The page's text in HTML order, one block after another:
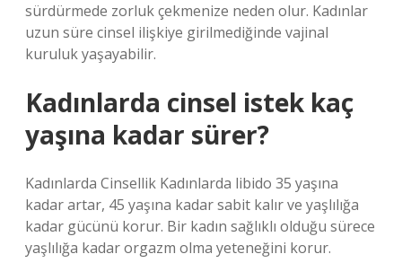
sürdürmede zorluk çekmenize neden olur. Kadınlar
uzun süre cinsel ilişkiye girilmediğinde vajinal
kuruluk yaşayabilir.
Kadınlarda cinsel istek kaç
yaşına kadar sürer?
Kadınlarda Cinsellik Kadınlarda libido 35 yaşına
kadar artar, 45 yaşına kadar sabit kalır ve yaşlılığa
kadar gücünü korur. Bir kadın sağlıklı olduğu sürece
yaşlılığa kadar orgazm olma yeteneğini korur.